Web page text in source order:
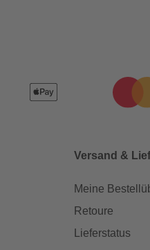
Versand &
Meine
Retoure
Lieferstatus